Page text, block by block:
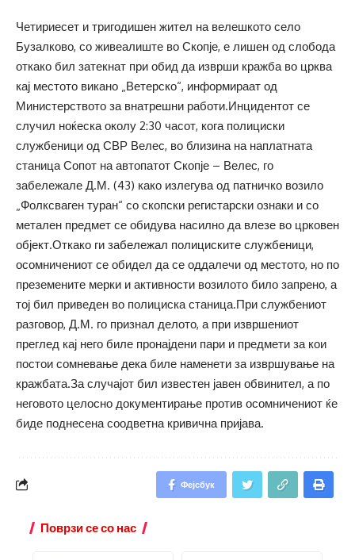
Четириесет и тригодишен жител на велешкото село
Бузалково, со живеалиште во Скопје, е лишен од слобода
откако бил затекнат при обид да изврши кражба во црква
кај местото викано „Ветерско“, информираат од
Министерството за внатрешни работи.Инцидентот се
случил ноќеска околу 2:30 часот, кога полициски
службеници од СВР Велес, во близина на наплатната
станица Сопот на автопатот Скопје – Велес, го
забележале Д.М. (43) како излегува од патничко возило
„Фолксваген туран“ со скопски регистарски ознаки и со
метален предмет се обидува насилно да влезе во црковен
објект.Откако ги забележал полициските службеници,
осомничениот се обидел да се оддалечи од местото, но по
преземените мерки и активности возилото било запрено, а
тој бил приведен во полициска станица.При службениот
разговор, Д.М. го признал делото, а при извршениот
преглед кај него биле пронајдени пари и предмети за кои
постои сомневање дека биле наменети за извршување на
кражбата.За случајот бил известен јавен обвинител, а по
неговото целосно документирање против осомничениот ќе
биде поднесена соодветна кривична пријава.
Фејсбук
Поврзи се со нас